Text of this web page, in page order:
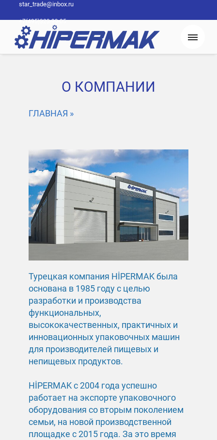
star_trade@inbox.ru
+7(495)323-99-05
О КОМПАНИИ
ГЛАВНАЯ »
Турецкая компания HİPERMAK была
основана в 1985 году с целью
разработки и производства
функциональных,
высококачественных, практичных и
инновационных упаковочных машин
для производителей пищевых и
непищевых продуктов.
HİPERMAK c 2004 года успешно
работает на экспорте упаковочного
оборудования со вторым поколением
семьи, на новой производственной
площадке с 2015 года. За это время